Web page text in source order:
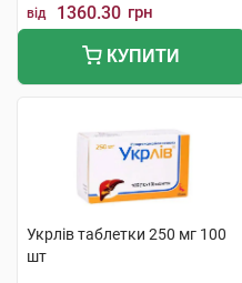
від 1360.30 грн
КУПИТИ
Укрлів таблетки 250 мг 100
шт